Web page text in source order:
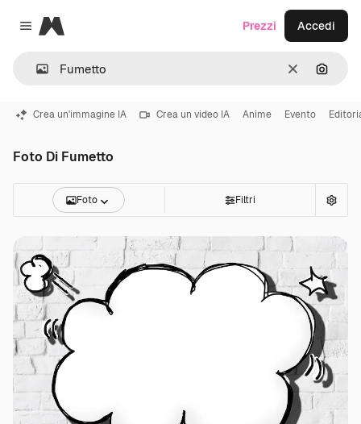
Close menu
Magnific
CancellaCerca
Prezzi Accedi
Crea un'immagine IA Crea un video IA Anime Evento
Foto Di Fumetto
Foto Filtri